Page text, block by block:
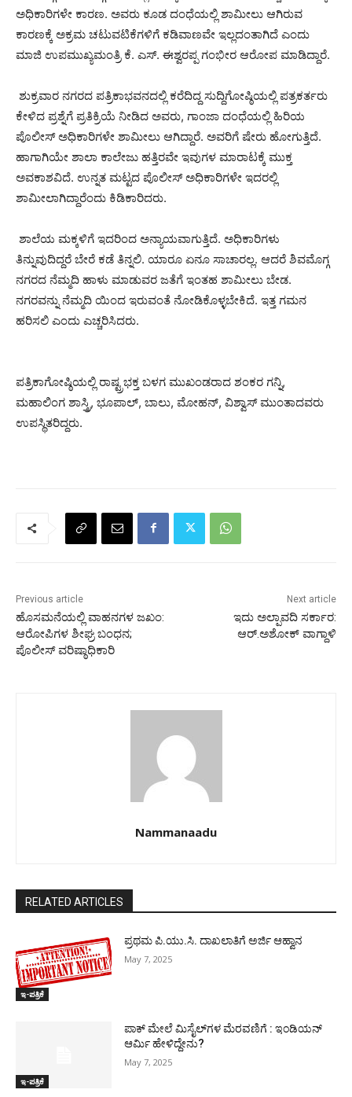
ಅಧಿಕಾರಿಗಳೇ ಕಾರಣ. ಅವರು ಕೂಡ ದಂಧೆಯಲ್ಲಿ ಶಾಮೀಲು ಆಗಿರುವ
ಕಾರಣಕ್ಕೆ ಅಕ್ರಮ ಚಟುವಟಿಕೆಗಳಿಗೆ ಕಡಿವಾಣವೇ ಇಲ್ಲದಂತಾಗಿದೆ ಎಂದು
ಮಾಜಿ ಉಪಮುಖ್ಯಮಂತ್ರಿ ಕೆ. ಎಸ್.‌ ಈಶ್ವರಪ್ಪ ಗಂಭೀರ ಆರೋಪ ಮಾಡಿದ್ದಾರೆ.
ಶುಕ್ರವಾರ ನಗರದ ಪತ್ರಿಕಾಭವನದಲ್ಲಿ ಕರೆದಿದ್ದ ಸುದ್ದಿಗೋಷ್ಠಿಯಲ್ಲಿ ಪತ್ರಕರ್ತರು
ಕೇಳಿದ ಪ್ರಶ್ನೆಗೆ ಪ್ರತಿಕ್ರಿಯೆ ನೀಡಿದ ಅವರು, ಗಾಂಜಾ ದಂಧೆಯಲ್ಲಿ ಹಿರಿಯ
ಪೊಲೀಸ್‌ ಅಧಿಕಾರಿಗಳೇ ಶಾಮೀಲು ಆಗಿದ್ದಾರೆ. ಅವರಿಗೆ ಷೇರು ಹೋಗುತ್ತಿದೆ.
ಹಾಗಾಗಿಯೇ ಶಾಲಾ ಕಾಲೇಜು ಹತ್ತಿರವೇ ಇವುಗಳ ಮಾರಾಟಕ್ಕೆ ಮುಕ್ತ
ಅವಕಾಶವಿದೆ. ಉನ್ನತ ಮಟ್ಟದ ಪೊಲೀಸ್ ಅಧಿಕಾರಿಗಳೇ ಇದರಲ್ಲಿ
ಶಾಮೀಲಾಗಿದ್ದಾರೆಂದು ಕಿಡಿಕಾರಿದರು.
ಶಾಲೆಯ ಮಕ್ಕಳಿಗೆ ಇದರಿಂದ ಅನ್ಯಾಯವಾಗುತ್ತಿದೆ. ಅಧಿಕಾರಿಗಳು
ತಿನ್ನುವುದಿದ್ದರೆ ಬೇರೆ ಕಡೆ ತಿನ್ನಲಿ. ಯಾರೂ ಏನೂ ಸಾಚಾರಲ್ಲ. ಆದರೆ ಶಿವಮೊಗ್ಗ
ನಗರದ ನೆಮ್ಮದಿ ಹಾಳು ಮಾಡುವರ ಜತೆಗೆ ಇಂತಹ ಶಾಮೀಲು ಬೇಡ.
ನಗರವನ್ನು ನೆಮ್ಮದಿ ಯಿಂದ ಇರುವಂತೆ ನೋಡಿಕೊಳ್ಳಬೇಕಿದೆ. ಇತ್ತ ಗಮನ
ಹರಿಸಲಿ ಎಂದು ಎಚ್ಚರಿಸಿದರು.
ಪತ್ರಿಕಾಗೋಷ್ಠಿಯಲ್ಲಿ ರಾಷ್ಟ್ರಭಕ್ತ ಬಳಗ ಮುಖಂಡರಾದ ಶಂಕರ ಗನ್ನಿ,
ಮಹಾಲಿಂಗ ಶಾಸ್ತ್ರಿ, ಭೂಪಾಲ್, ಬಾಲು, ಮೋಹನ್, ವಿಶ್ವಾಸ್ ಮುಂತಾದವರು
ಉಪಸ್ಥಿತರಿದ್ದರು.
Previous article
ಹೊಸಮನೆಯಲ್ಲಿ ವಾಹನಗಳ ಜಖಂ:
ಆರೋಪಿಗಳ ಶೀಘ್ರ ಬಂಧನ;
ಪೊಲೀಸ್‌ ವರಿಷ್ಠಾಧಿಕಾರಿ
Next article
ಇದು ಅಲ್ಪಾವದಿ ಸರ್ಕಾರ:
ಆರ್.‌ಅಶೋಕ್‌ ವಾಗ್ದಾಳಿ
Nammanaadu
RELATED ARTICLES
ಇ-ಪತ್ರಿಕೆ
ಪ್ರಥಮ ಪಿ.ಯು.ಸಿ. ದಾಖಲಾತಿಗೆ ಅರ್ಜಿ ಆಹ್ವಾನ
May 7, 2025
ಇ-ಪತ್ರಿಕೆ
ಪಾಕ್​ ಮೇಲೆ ಮಿಸೈಲ್​ಗಳ ಮೆರವಣಿಗೆ : ಇಂಡಿಯನ್
ಆರ್ಮಿ ಹೇಳಿದ್ದೇನು?
May 7, 2025